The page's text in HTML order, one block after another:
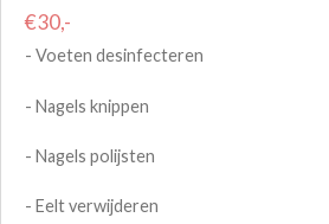
€30,-
- Voeten desinfecteren
- Nagels knippen
- Nagels polijsten
- Eelt verwijderen